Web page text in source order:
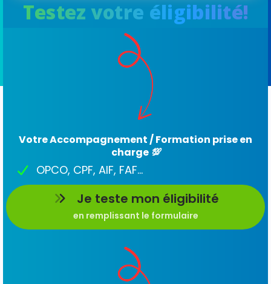
Testez votre éligibilité!
Votre Accompagnement / Formation prise en
charge 💯
OPCO, CPF, AIF, FAF...
Je teste mon éligibilité
en remplissant le formulaire